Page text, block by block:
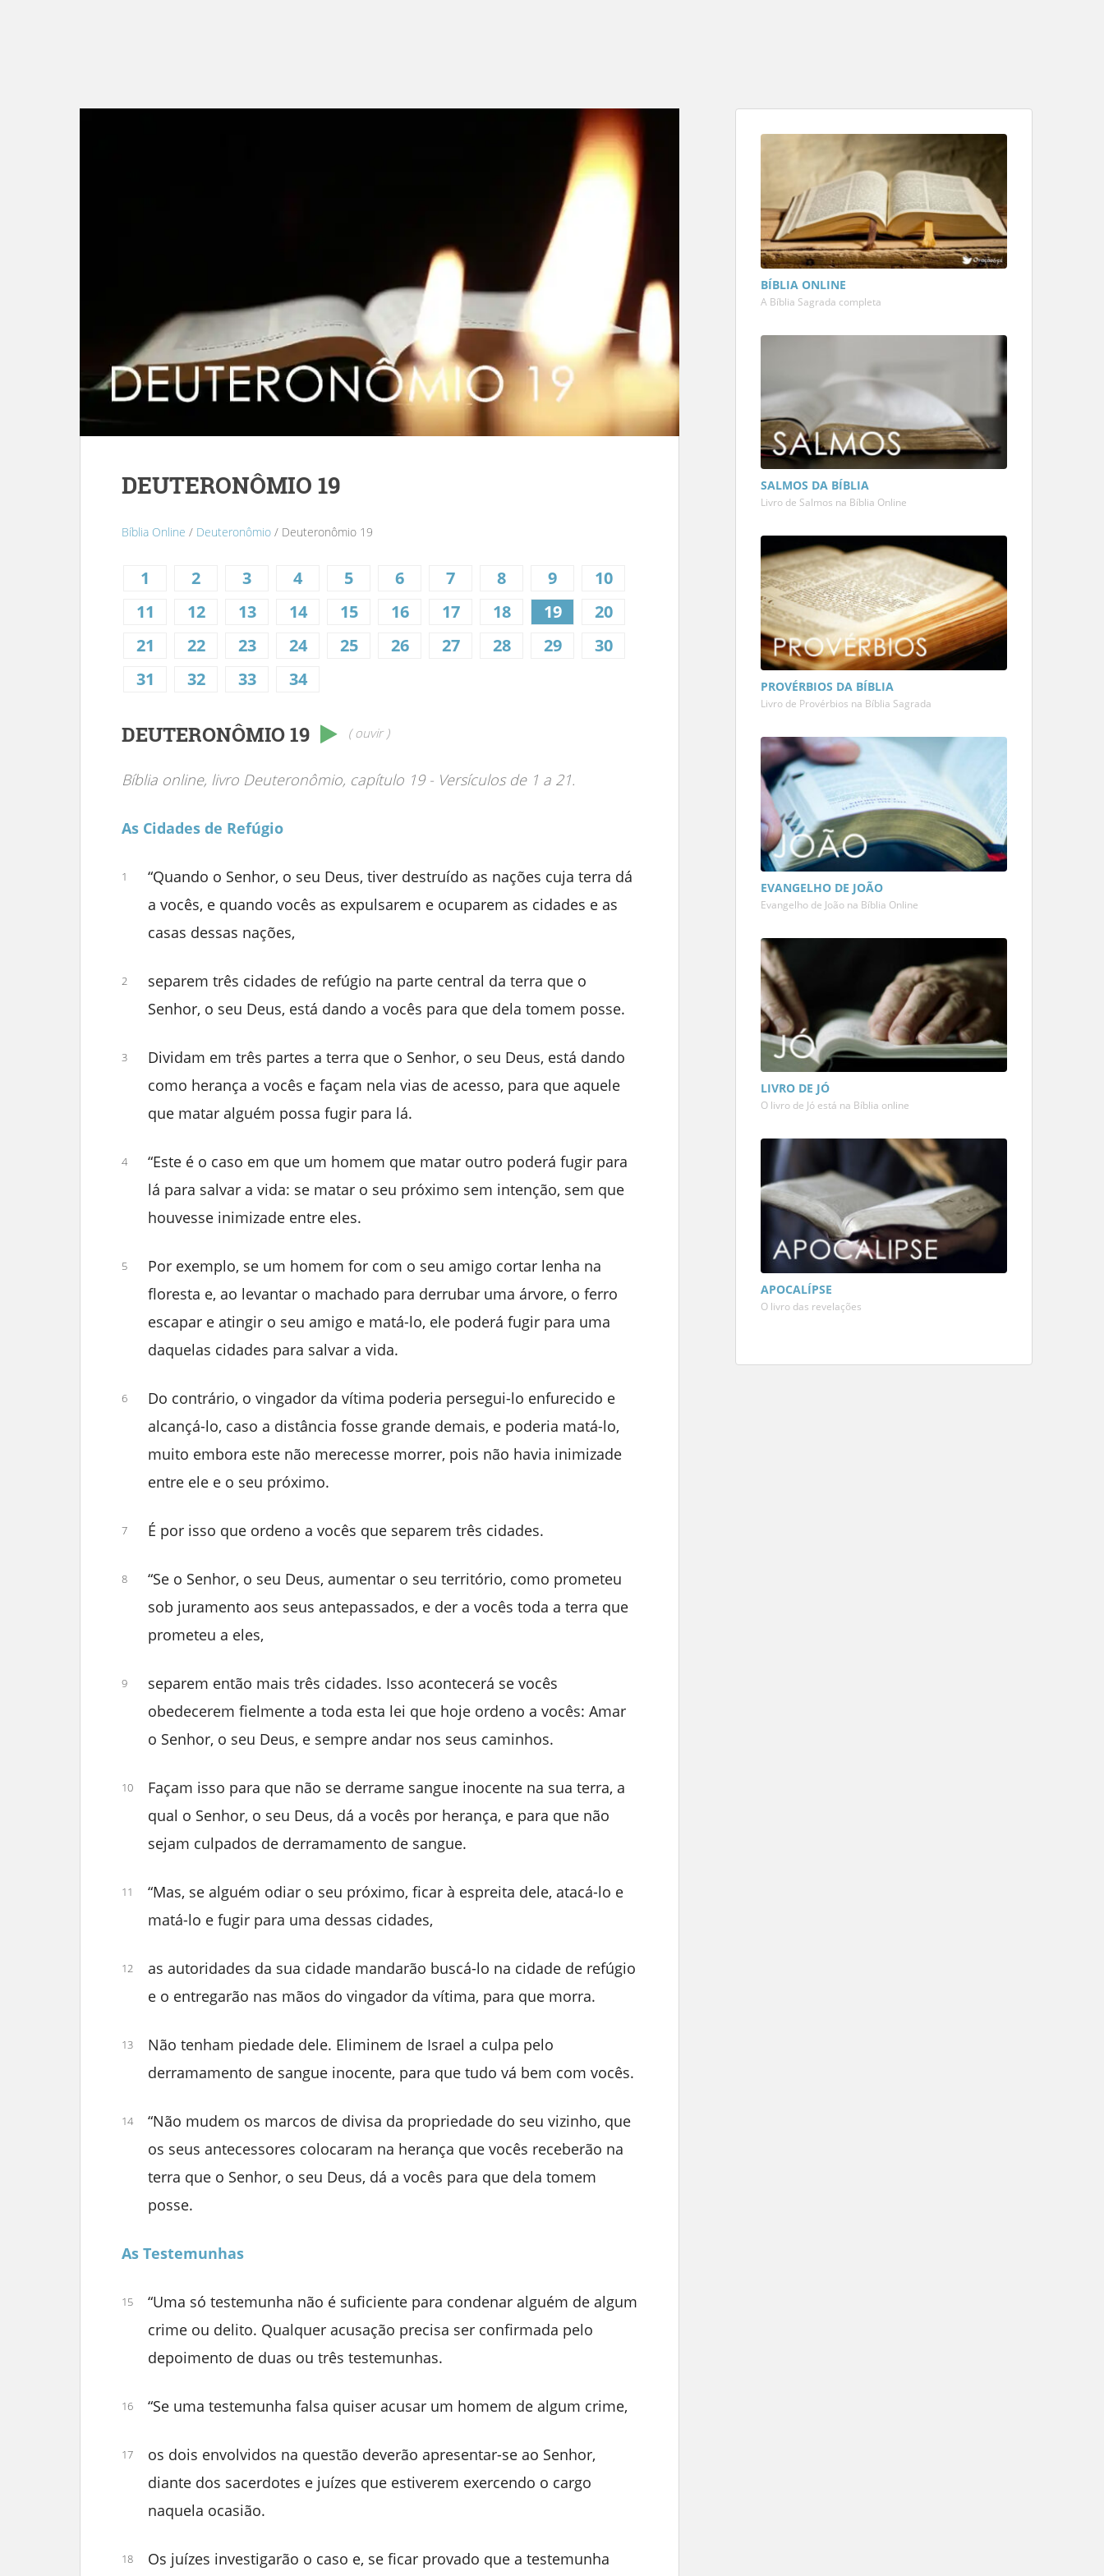
DEUTERONÔMIO 19
Bíblia Online / Deuteronômio / Deuteronômio 19
1 2 3 4 5 6 7 8 9
10
11
12 13 14 15 16 17 18 19
20
21
22 23 24 25 26 27 28 29
30
31
32 33 34
DEUTERONÔMIO 19 ( ouvir )
Bíblia online, livro Deuteronômio, capítulo 19 - Versículos de 1 a 21.
As Cidades de Refúgio
1
“Quando o Senhor, o seu Deus, tiver destruído as nações cuja terra dá
a vocês, e quando vocês as expulsarem e ocuparem as cidades e as
casas dessas nações,
2
separem três cidades de refúgio na parte central da terra que o
Senhor, o seu Deus, está dando a vocês para que dela tomem posse.
3
Dividam em três partes a terra que o Senhor, o seu Deus, está dando
como herança a vocês e façam nela vias de acesso, para que aquele
que matar alguém possa fugir para lá.
4
“Este é o caso em que um homem que matar outro poderá fugir para
lá para salvar a vida: se matar o seu próximo sem intenção, sem que
houvesse inimizade entre eles.
5
Por exemplo, se um homem for com o seu amigo cortar lenha na
floresta e, ao levantar o machado para derrubar uma árvore, o ferro
escapar e atingir o seu amigo e matá-lo, ele poderá fugir para uma
daquelas cidades para salvar a vida.
6
Do contrário, o vingador da vítima poderia persegui-lo enfurecido e
alcançá-lo, caso a distância fosse grande demais, e poderia matá-lo,
muito embora este não merecesse morrer, pois não havia inimizade
entre ele e o seu próximo.
7 É por isso que ordeno a vocês que separem três cidades.
8
“Se o Senhor, o seu Deus, aumentar o seu território, como prometeu
sob juramento aos seus antepassados, e der a vocês toda a terra que
prometeu a eles,
9
separem então mais três cidades. Isso acontecerá se vocês
obedecerem fielmente a toda esta lei que hoje ordeno a vocês: Amar
o Senhor, o seu Deus, e sempre andar nos seus caminhos.
10
Façam isso para que não se derrame sangue inocente na sua terra, a
qual o Senhor, o seu Deus, dá a vocês por herança, e para que não
sejam culpados de derramamento de sangue.
11
“Mas, se alguém odiar o seu próximo, ficar à espreita dele, atacá-lo e
matá-lo e fugir para uma dessas cidades,
12
as autoridades da sua cidade mandarão buscá-lo na cidade de refúgio
e o entregarão nas mãos do vingador da vítima, para que morra.
13
Não tenham piedade dele. Eliminem de Israel a culpa pelo
derramamento de sangue inocente, para que tudo vá bem com vocês.
14
“Não mudem os marcos de divisa da propriedade do seu vizinho, que
os seus antecessores colocaram na herança que vocês receberão na
terra que o Senhor, o seu Deus, dá a vocês para que dela tomem
posse.
As Testemunhas
15
“Uma só testemunha não é suficiente para condenar alguém de algum
crime ou delito. Qualquer acusação precisa ser confirmada pelo
depoimento de duas ou três testemunhas.
16 “Se uma testemunha falsa quiser acusar um homem de algum crime,
17
os dois envolvidos na questão deverão apresentar-se ao Senhor,
diante dos sacerdotes e juízes que estiverem exercendo o cargo
naquela ocasião.
18 Os juízes investigarão o caso e, se ficar provado que a testemunha
BÍBLIA ONLINE
A Bíblia Sagrada completa
SALMOS DA BÍBLIA
Livro de Salmos na Bíblia Online
PROVÉRBIOS DA BÍBLIA
Livro de Provérbios na Bíblia Sagrada
EVANGELHO DE JOÃO
Evangelho de João na Bíblia Online
LIVRO DE JÓ
O livro de Jó está na Bíblia online
APOCALÍPSE
O livro das revelações